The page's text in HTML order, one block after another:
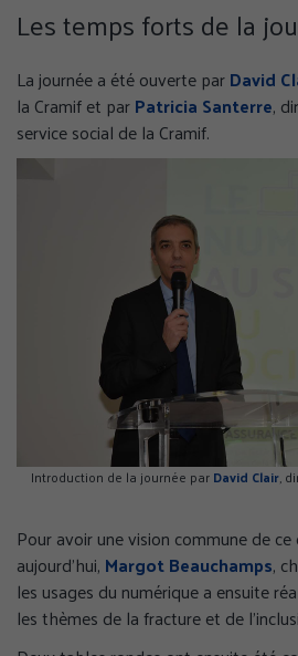
Les temps forts de la
La journée a été ouverte parDavid
la Cramif et parPatricia Santerre,
service social de la Cramif.
Introduction de la journée parDavid Clair,
Pour avoir une vision commune de
aujourd'hui, Margot Beauchamps,
les usages du numérique a ensuite
les thèmes de la fracture et de